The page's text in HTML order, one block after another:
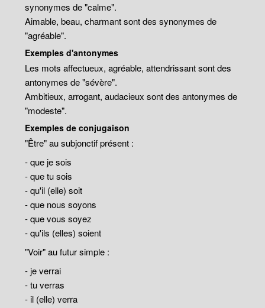
synonymes de "calme".
Aimable, beau, charmant sont des synonymes de
"agréable".
Exemples d'antonymes
Les mots affectueux, agréable, attendrissant sont des
antonymes de "sévère".
Ambitieux, arrogant, audacieux sont des antonymes de
"modeste".
Exemples de conjugaison
"Être" au subjonctif présent :
- que je sois
- que tu sois
- qu'il (elle) soit
- que nous soyons
- que vous soyez
- qu'ils (elles) soient
"Voir" au futur simple :
- je verrai
- tu verras
- il (elle) verra